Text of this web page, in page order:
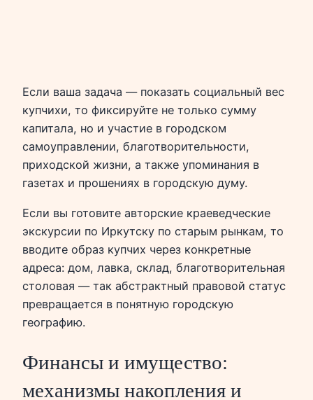
Если ваша задача — показать социальный вес
купчихи, то фиксируйте не только сумму
капитала, но и участие в городском
самоуправлении, благотворительности,
приходской жизни, а также упоминания в
газетах и прошениях в городскую думу.
Если вы готовите авторские краеведческие
экскурсии по Иркутску по старым рынкам, то
вводите образ купчих через конкретные
адреса: дом, лавка, склад, благотворительная
столовая — так абстрактный правовой статус
превращается в понятную городскую
географию.
Финансы и имущество:
механизмы накопления и